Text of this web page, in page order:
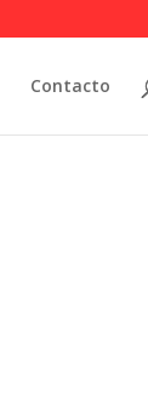
Contacto